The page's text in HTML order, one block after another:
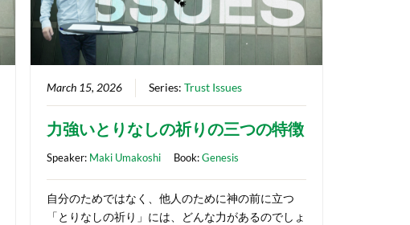
March 15, 2026 Series:Trust Issues
力強いとりなしの祈りの三つの特徴
Speaker: Maki Umakoshi Book:Genesis
自分のためではなく、他人のために神の前に立つ
「とりなしの祈り」には、どんな力があるのでしょ